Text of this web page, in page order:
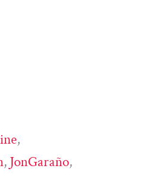
, JonGaraño